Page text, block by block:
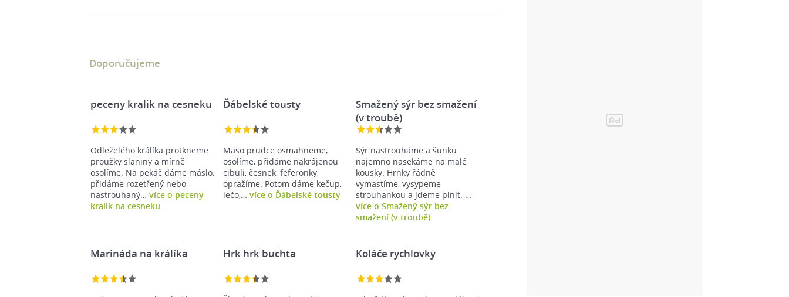
Doporučujeme
peceny kralik na cesneku
Odleželého králíka protkneme
proužky slaniny a mírně
osolíme. Na pekáč dáme máslo,
přidáme rozetřený nebo
nastrouhaný… více o peceny
kralik na cesneku
Ďábelské tousty
Maso prudce osmahneme,
osolíme, přidáme nakrájenou
cibuli, česnek, feferonky,
opražíme. Potom dáme kečup,
lečo,…více o Ďábelské tousty
Smažený sýr bez smažení
(v troubě)
Sýr nastrouháme a šunku
najemno nasekáme na malé
kousky. Hrnky řádně
vymastíme, vysypeme
strouhankou a jdeme plnit. …
více o Smažený sýr bez
smažení (v troubě)
Marináda na králíka Hrk hrk buchta Koláče rychlovky